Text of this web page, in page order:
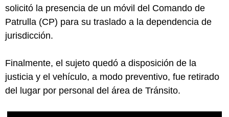
solicitó la presencia de un móvil del Comando de
Patrulla (CP) para su traslado a la dependencia de
jurisdicción.
Finalmente, el sujeto quedó a disposición de la
justicia y el vehículo, a modo preventivo, fue retirado
del lugar por personal del área de Tránsito.